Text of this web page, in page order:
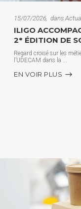
15/07/2026 dans
ILIGO
2ᵉ ÉDITION DE
Regard croisé sur les
l’UDECAM dans la
EN VOIR PLUS